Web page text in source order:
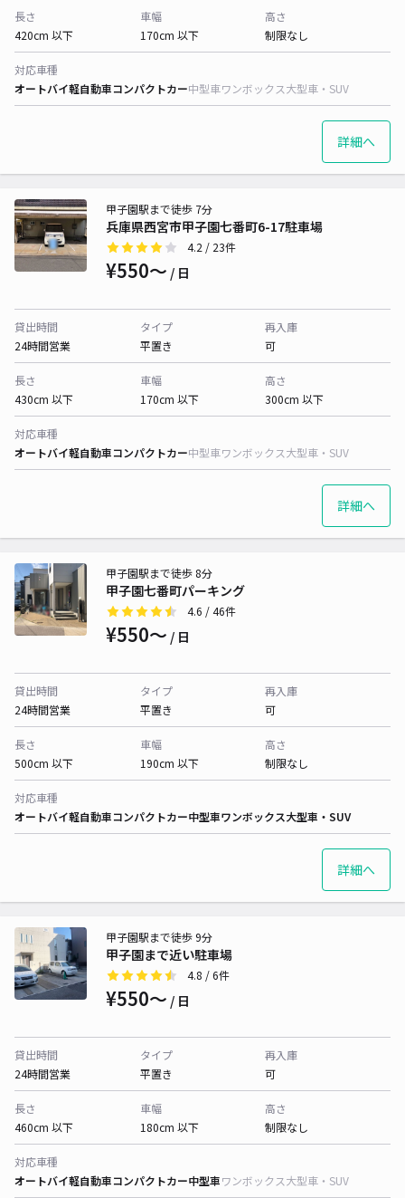
長さ
420cm 以下
車幅
170cm 以下
高さ
制限なし
対応車種
オートバイ軽自動車コンパクトカー中型車ワンボックス大型車・SUV
詳細へ
兵庫県西宮市甲子園七番町6-17駐車場
甲子園駅まで徒歩 7分
4.2 / 23件
¥550〜 / 日
貸出時間
24時間営業
タイプ
平置き
再入庫
可
長さ
430cm 以下
車幅
170cm 以下
高さ
300cm 以下
対応車種
オートバイ軽自動車コンパクトカー中型車ワンボックス大型車・SUV
詳細へ
甲子園七番町パーキング
甲子園駅まで徒歩 8分
4.6 / 46件
¥550〜 / 日
貸出時間
24時間営業
タイプ
平置き
再入庫
可
長さ
500cm 以下
車幅
190cm 以下
高さ
制限なし
対応車種
オートバイ軽自動車コンパクトカー中型車ワンボックス大型車・SUV
詳細へ
甲子園まで近い駐車場
甲子園駅まで徒歩 9分
4.8 / 6件
¥550〜 / 日
貸出時間
24時間営業
タイプ
平置き
再入庫
可
長さ
460cm 以下
車幅
180cm 以下
高さ
制限なし
対応車種
オートバイ軽自動車コンパクトカー中型車ワンボックス大型車・SUV